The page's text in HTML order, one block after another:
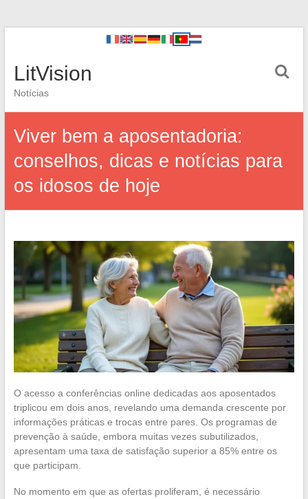
LitVision
Notícias
Viver bem a aposentadoria:
conselhos, dicas e notícias para
os idosos de hoje
O acesso a conferências online dedicadas aos aposentados
triplicou em dois anos, revelando uma demanda crescente por
informações práticas e trocas entre pares. Os programas de
prevenção à saúde, embora muitas vezes subutilizados,
apresentam uma taxa de satisfação superior a 85% entre os
que participam.
No momento em que as ofertas proliferam, é necessário